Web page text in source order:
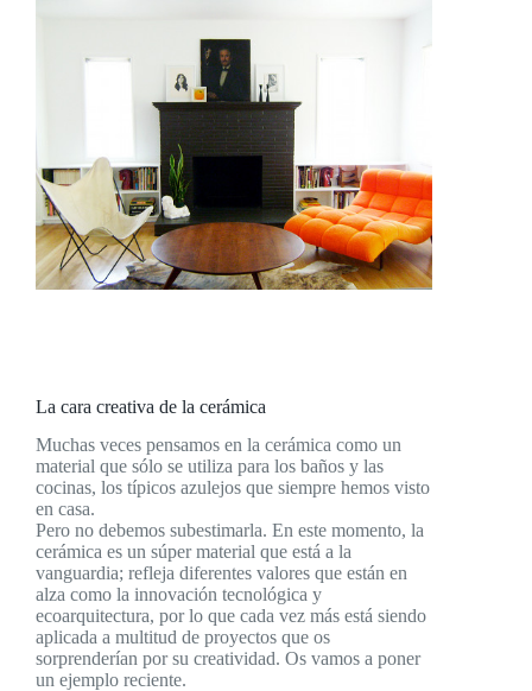
La cara creativa de la cerámica
Muchas veces pensamos en la cerámica como un
material que sólo se utiliza para los baños y las
cocinas, los típicos azulejos que siempre hemos visto
en casa.
Pero no debemos subestimarla. En este momento, la
cerámica es un súper material que está a la
vanguardia; refleja diferentes valores que están en
alza como la innovación tecnológica y
ecoarquitectura, por lo que cada vez más está siendo
aplicada a multitud de proyectos que os
sorprenderían por su creatividad. Os vamos a poner
un ejemplo reciente.